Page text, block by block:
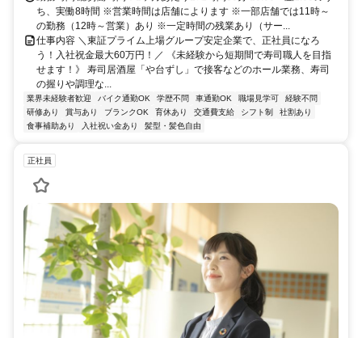
ち、実働8時間 ※営業時間は店舗によります ※一部店舗では11時～
の勤務（12時～営業）あり ※一定時間の残業あり（サー...
仕事内容 ＼東証プライム上場グループ安定企業で、正社員になろ
う！入社祝金最大60万円！／ 《未経験から短期間で寿司職人を目指
せます！》 寿司居酒屋「や台ずし」で接客などのホール業務、寿司
の握りや調理な...
業界未経験者歓迎 バイク通勤OK 学歴不問 車通勤OK 職場見学可
経験不問
研修あり
賞与あり ブランクOK 育休あり 交通費支給 シフト制
社割あり
食事補助あり
入社祝い金あり 髪型・髪色自由
正社員